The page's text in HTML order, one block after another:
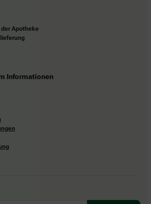
Apotheke
Informationen